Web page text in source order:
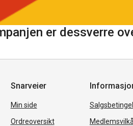
er dessverre
Snarveier
Min side
Ordreoversikt